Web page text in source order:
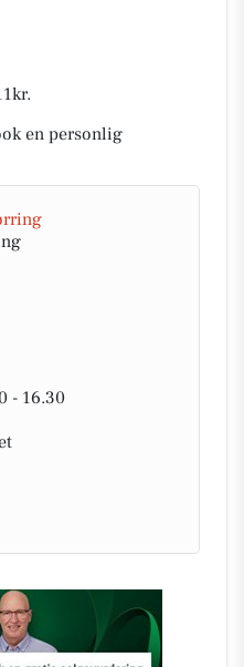
en personlig
- 16.30